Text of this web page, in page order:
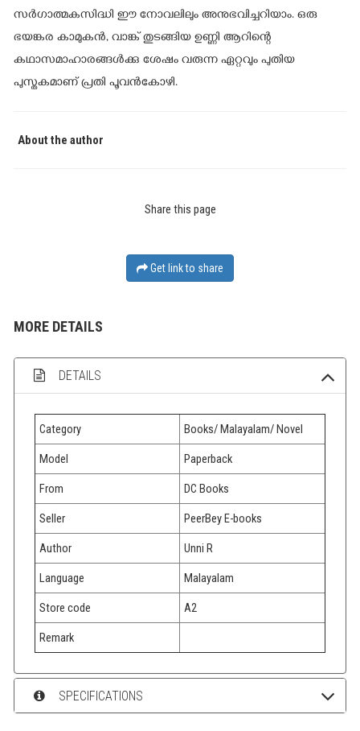
സര്‍ഗാത്മകസിദ്ധി ഈ നോവലിലും അനുഭവിച്ചറിയാം. ഒരു
ഭയങ്കര കാമുകന്‍, വാങ്ക് തുടങ്ങിയ ഉണ്ണി ആറിന്റെ
കഥാസമാഹാരങ്ങള്‍ക്കു ശേഷം വരുന്ന ഏറ്റവും പുതിയ
പുസ്തകമാണ് പ്രതി പൂവന്‍കോഴി.
About the author
Share this page
Get link to share
MORE DETAILS
DETAILS
Category Books/ Malayalam/ Novel
Model Paperback
From DC Books
Seller PeerBey E-books
Author Unni R
Language Malayalam
Store code A2
Remark
SPECIFICATIONS